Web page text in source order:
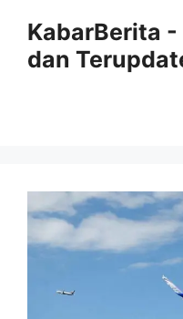
KabarBerita
dan